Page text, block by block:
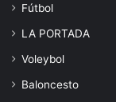
Fútbol
LA PORTADA
Voleybol
Baloncesto